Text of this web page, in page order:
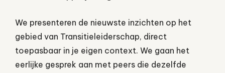
We presenteren de nieuwste inzichten op het
gebied van Transitieleiderschap, direct
toepasbaar in je eigen context. We gaan het
eerlijke gesprek aan met peers die dezelfde